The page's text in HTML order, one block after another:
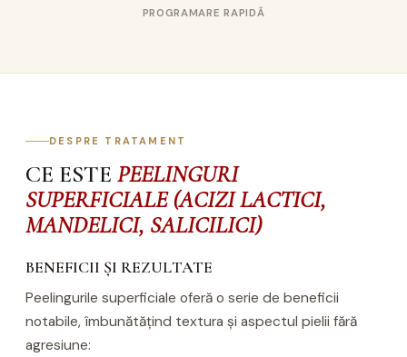
PROGRAMARE RAPIDĂ
DESPRE TRATAMENT
CE ESTE PEELINGURI
SUPERFICIALE (ACIZI LACTICI,
MANDELICI, SALICILICI)
BENEFICII ȘI REZULTATE
Peelingurile superficiale oferă o serie de beneficii
notabile, îmbunătățind textura și aspectul pielii fără
agresiune: